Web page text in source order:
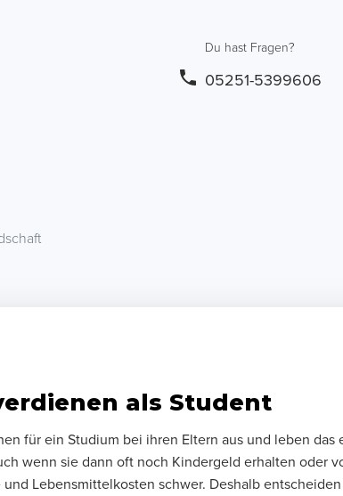
Du hast Fragen?
05251-5399606
als Student
für ein Studium bei ihren Eltern aus und leben das
wenn sie dann oft noch Kindergeld erhalten oder
Lebensmittelkosten schwer. Deshalb